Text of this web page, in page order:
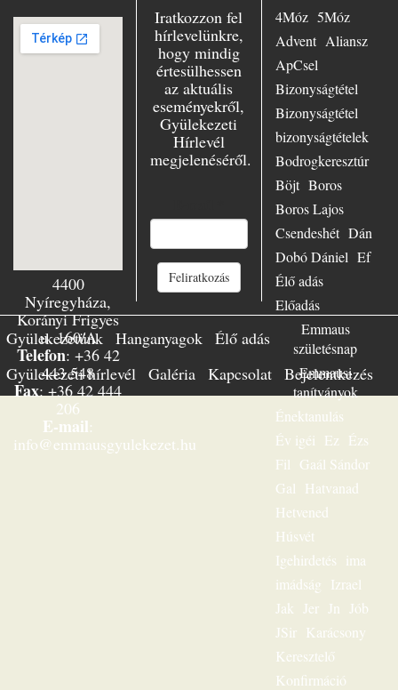
Essenben, mint
ifjúsági lelkész,
azonkívül az
evangélium
szenvedélyes
hirdetőjeként
minduntalan úton
volt. Számtalan
előadásban hívta
hallgatóit Jézushoz
világszerte.
Mennyire örült,
amikor az emberek
csak úgy
özönlöttek
előadásaira, hogy
üzenetét
meghallgassák!
Meg volt győződve
róla, hogy a
minden idők
4400
Nyíregyháza,
Korányi Frigyes
u. 160/A
Telefon: +36 42
443 548
Fax: +36 42 444
206
E-mail:
info@emmausgyulekezet.hu
Iratkozzon fel
hírlevelünkre,
hogy mindig
értesülhessen
az aktuális
eseményekről,
Gyülekezeti
Hírlevél
megjelenéséről.
Feliratkozás
4Móz 5Móz
Advent Aliansz
ApCsel
Bizonyságtétel
Bizonyságtétel
bizonyságtételek
Bodrogkeresztúr
Böjt Boros
Boros Lajos
Csendeshét Dán
Dobó Dániel Ef
Élő adás
Előadás
Emmaus
születésnap
Emmausi
tanítványok
Énektanulás
Év igéi Ez Ézs
Fil Gaál Sándor
Gal Hatvanad
Hetvened
Húsvét
Igehirdetés
ima
imádság
Izrael
Jak
Jer Jn
Jób
JSir Karácsony
Keresztelő
Konfirmáció
Gyülekezetünk Hanganyagok Élő adás
Gyülekezeti hírlevél Galéria Kapcsolat Bejelentkezés